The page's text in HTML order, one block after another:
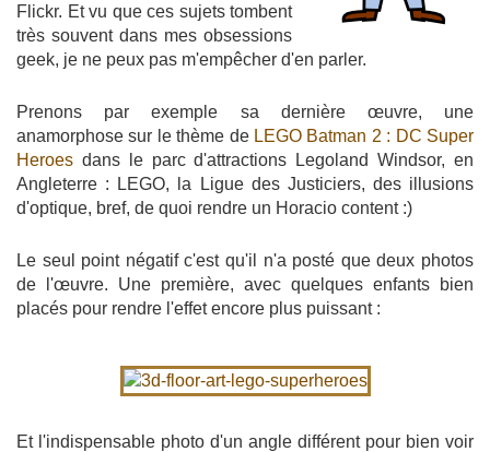
Flickr. Et vu que ces sujets tombent
très souvent dans mes obsessions
geek, je ne peux pas m'empêcher d'en parler.
Prenons par exemple sa dernière œuvre, une
anamorphose sur le thème de LEGO Batman 2 : DC Super
Heroes dans le parc d'attractions Legoland Windsor, en
Angleterre : LEGO, la Ligue des Justiciers, des illusions
d'optique, bref, de quoi rendre un Horacio content :)
Le seul point négatif c'est qu'il n'a posté que deux photos
de l'œuvre. Une première, avec quelques enfants bien
placés pour rendre l'effet encore plus puissant :
Et l'indispensable photo d'un angle différent pour bien voir